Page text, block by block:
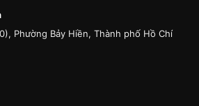
Phường Bảy Hiền, Thành phố Hồ Chí